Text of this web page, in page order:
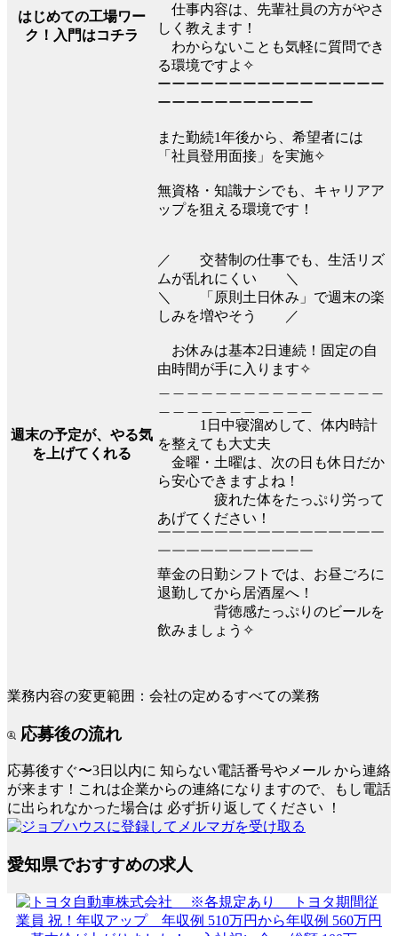
はじめての工場ワー
ク！入門はコチラ
仕事内容は、先輩社員の方がやさ
しく教えます！
わからないことも気軽に質問でき
る環境ですよ✧
ーーーーーーーーーーーーーーーー
ーーーーーーーーーーー
また勤続1年後から、希望者には
「社員登用面接」を実施✧
無資格・知識ナシでも、キャリアア
ップを狙える環境です！
週末の予定が、やる気
を上げてくれる
／ 交替制の仕事でも、生活リズ
ムが乱れにくい ＼
＼ 「原則土日休み」で週末の楽
しみを増やそう ／
お休みは基本2日連続！固定の自
由時間が手に入ります✧
1日中寝溜めして、体内時計
を整えても大丈夫
金曜・土曜は、次の日も休日だか
ら安心できますよね！
疲れた体をたっぷり労って
あげてください！
￣￣￣￣￣￣￣￣￣￣￣￣￣￣￣￣
￣￣￣￣￣￣￣￣￣￣￣
華金の日勤シフトでは、お昼ごろに
退勤してから居酒屋へ！
背徳感たっぷりのビールを
飲みましょう✧
業務内容の変更範囲：会社の定めるすべての業務
応募後の流れ
応募後すぐ〜3日以内に 知らない電話番号やメール から連絡
が来ます！これは企業からの連絡になりますので、もし電話
に出られなかった場合は 必ず折り返してください ！
愛知県でおすすめの求人